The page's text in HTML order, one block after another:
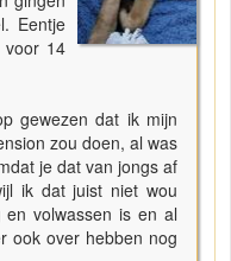
Eentje
voor 14
gewezen dat ik mijn
zou doen, al was
je dat van jongs af
ik dat juist niet wou
volwassen is en al
ook over hebben nog